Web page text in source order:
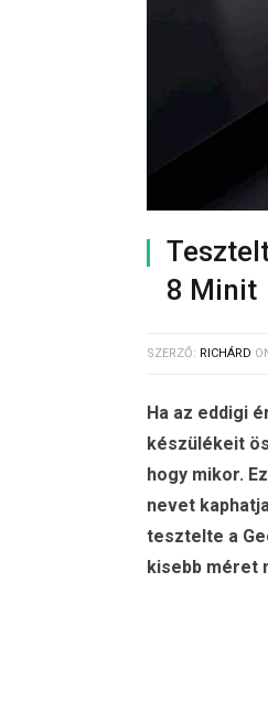
8 Minit
SZERZŐ: RICHÁRD
Ha az eddigi
készülékeit
hogy mikor.
nevet
tesztelte a
kisebb méret